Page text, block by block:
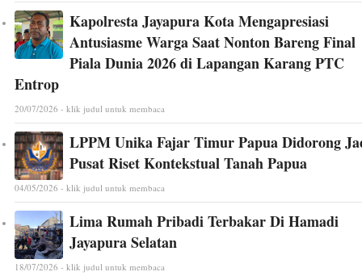
Kapolresta Jayapura Kota Mengapresiasi
Antusiasme Warga Saat Nonton Bareng Final
Piala Dunia 2026 di Lapangan Karang PTC
Entrop
20/07/2026 - klik judul untuk membaca
LPPM Unika Fajar Timur Papua Didorong
Pusat Riset Kontekstual Tanah Papua
04/05/2026 - klik judul untuk membaca
Lima Rumah Pribadi Terbakar Di Hamadi
Jayapura Selatan
18/07/2026 - klik judul untuk membaca